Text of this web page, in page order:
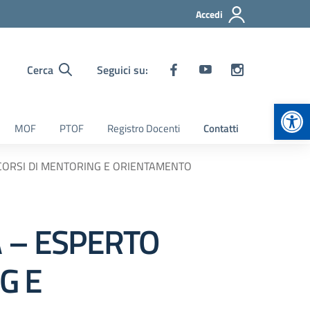
Accedi
Cerca Seguici su:
MOF PTOF Registro Docenti Contatti
DI MENTORING E ORIENTAMENTO
ESPERTO
E